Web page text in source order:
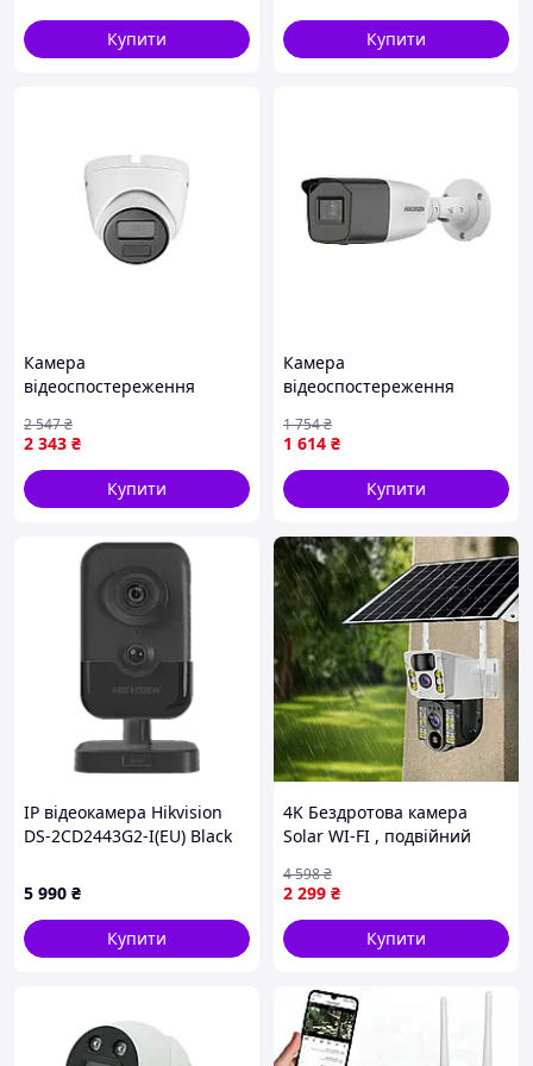
Купити
Купити
Камера
відеоспостереження
(2.8)
2 343 ₴
2 547₴
Купити
Камера
відеоспостереження
VFIT3F(C) Гарантія
1 614 ₴
1 754₴
Купити
IP відеокамера Hikvision
DS-2CD2443G2-I(EU) Black
5 990 ₴
Купити
4K Бездротова камера
Solar WI-FI , подвійний
V380 Pro CCTV 8MP
2 299 ₴
4 598₴
Купити